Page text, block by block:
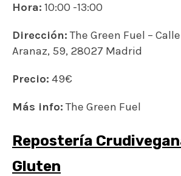
Hora: 10:00 -13:00
Dirección:The Green Fuel –
Aranaz, 59, 28027 Madrid
Precio: 49€
Más info:The Green Fuel
Repostería
Gluten